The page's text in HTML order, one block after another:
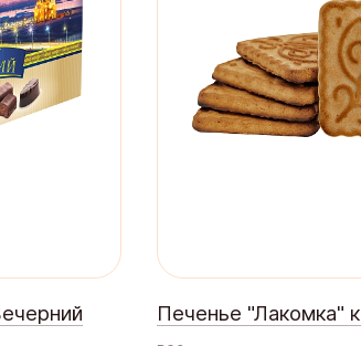
Печенье "Лакомка"